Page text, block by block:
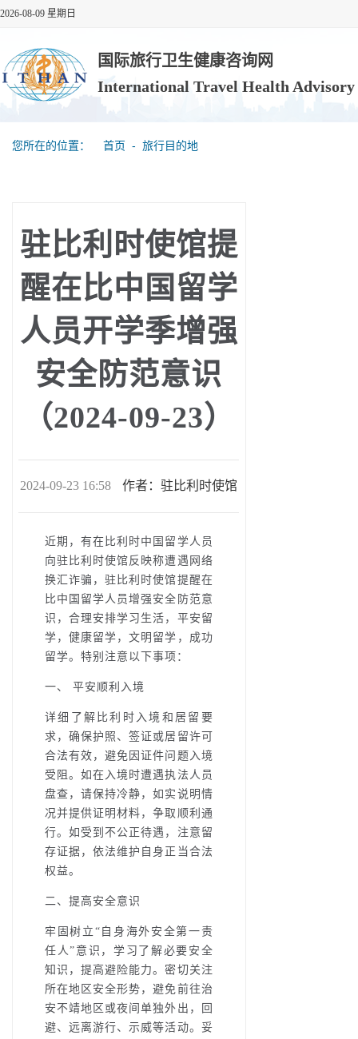
2026-08-09 星期日
国际旅行卫生健康咨询网
International Travel Health
您所在的位置： 首页 ‐ 旅行目的地
驻比利时使馆提
醒在比中国留学
人员开学季增强
安全防范意识
（2024-09-23）
2024-09-23 16:58 作者：驻比利时使馆
近期，有在比利时中国留学人员
向驻比利时使馆反映称遭遇网络
换汇诈骗，驻比利时使馆提醒在
比中国留学人员增强安全防范意
识，合理安排学习生活，平安留
学，健康留学，文明留学，成功
留学。特别注意以下事项：
一、 平安顺利入境
详细了解比利时入境和居留要
求，确保护照、签证或居留许可
合法有效，避免因证件问题入境
受阻。如在入境时遭遇执法人员
盘查，请保持冷静，如实说明情
况并提供证明材料，争取顺利通
行。如受到不公正待遇，注意留
存证据，依法维护自身正当合法
权益。
二、提高安全意识
牢固树立“自身海外安全第一责
任人”意识，学习了解必要安全
知识，提高避险能力。密切关注
所在地区安全形势，避免前往治
安不靖地区或夜间单独外出，回
避、远离游行、示威等活动。妥